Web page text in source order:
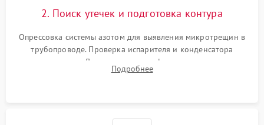
2. Поиск утечек и подготовка контура
Опрессовка системы азотом для выявления микротрещин в
трубопроводе. Проверка испарителя и конденсатора
течеискателем. Демонтаж старого фильтра-осушителя и
продувка капиллярной трубки для устранения засоров.
Подробнее